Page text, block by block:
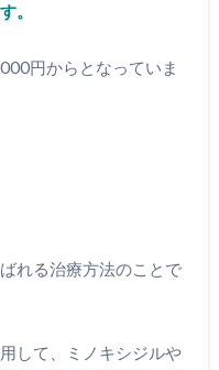
。
円からとなっていま
れる治療方法のことで
して、ミノキシジルや